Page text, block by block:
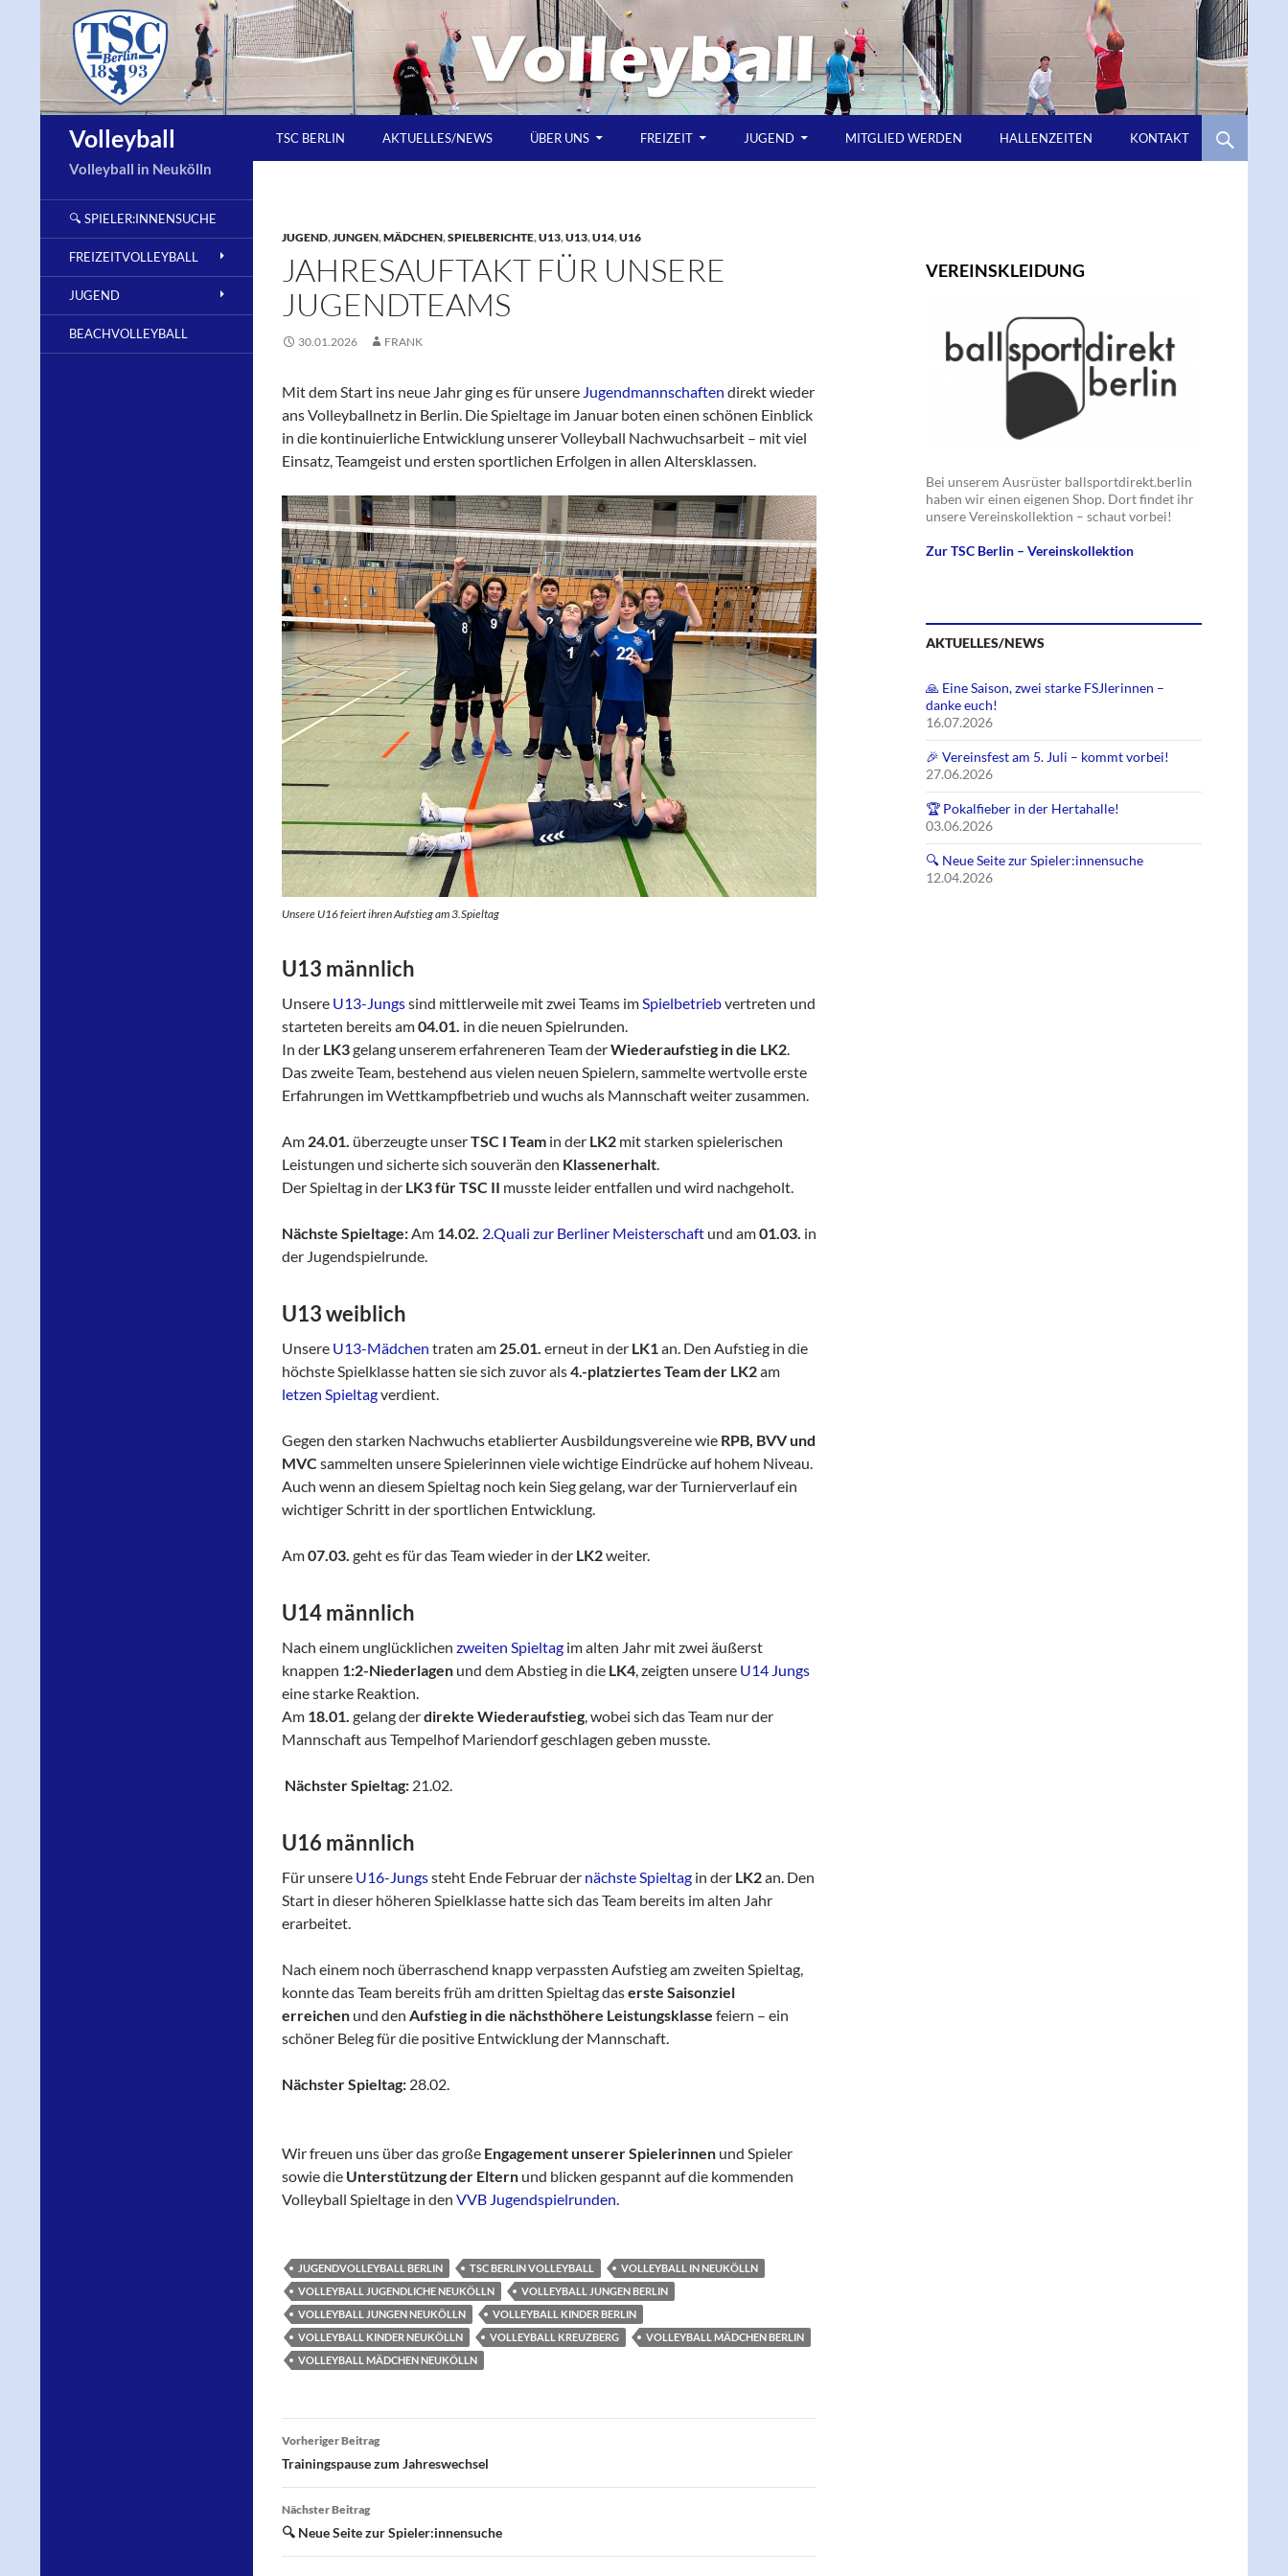
Volleyball TSC BERLIN AKTUELLES/NEWS ÜBER UNS FREIZEIT JUGEND MITGLIED WERDEN HALLENZEITEN KONTAKT
JUGEND,JUNGEN,MÄDCHEN,SPIELBERICHTE,U13,U13,U14,U16
JAHRESAUFTAKT FÜR UNSERE
JUGENDTEAMS
30.01.2026 FRANK
Mit dem Start ins neue Jahr ging es für unsere Jugendmannschaften direkt wieder
ans Volleyballnetz in Berlin. Die Spieltage im Januar boten einen schönen Einblick
in die kontinuierliche Entwicklung unserer Volleyball Nachwuchsarbeit – mit viel
Einsatz, Teamgeist und ersten sportlichen Erfolgen in allen Altersklassen.
Unsere U16 feiert ihren Aufstieg am 3.Spieltag
U13 männlich
Unsere U13-Jungssind mittlerweile mit zwei Teams im Spielbetriebvertreten und
starteten bereits am04.01. in die neuen Spielrunden.
In der LK3gelang unserem erfahreneren Team derWiederaufstieg in die LK2
Das zweite Team, bestehend aus vielen neuen Spielern, sammelte wertvolle erste
Erfahrungen im Wettkampfbetrieb und wuchs als Mannschaft weiter zusammen.
Am 24.01. überzeugte unserTSC I Team in der LK2 mit starken spielerischen
Leistungen und sicherte sich souverän den Klassenerhalt
Der Spieltag in der LK3 für TSC II musste leider entfallen und wird nachgeholt.
Nächste Spieltage: Am 14.02. 2.Quali zur Berliner Meisterschaft und am01.03. in
der Jugendspielrunde.
U13 weiblich
Unsere U13-Mädchen traten am 25.01. erneut in der LK1 an. Den Aufstieg in die
höchste Spielklasse hatten sie sich zuvor als4.-platziertes Team der LK2am
letzen Spieltagverdient.
Gegen den starken Nachwuchs etablierter Ausbildungsvereine wie RPB, BVV und
MVC sammelten unsere Spielerinnen viele wichtige Eindrücke auf hohem Niveau.
Auch wenn an diesem Spieltag noch kein Sieg gelang, war der Turnierverlauf ein
wichtiger Schritt in der sportlichen Entwicklung.
Am07.03. geht es für das Team wieder in der LK2weiter.
U14 männlich
Nach einem unglücklichen zweiten Spieltag im alten Jahr mit zwei äußerst
knappen 1:2-Niederlagen und dem Abstieg in die LK4 , zeigten unsere U14 Jungs
eine starke Reaktion.
Am 18.01. gelang derdirekte Wiederaufstieg , wobei sich das Team nur der
Mannschaft aus Tempelhof Mariendorf geschlagen geben musste.
Nächster Spieltag: 21.02.
U16 männlich
Für unsere U16-Jungssteht Ende Februar der nächste Spieltag in der LK2an. Den
Start in dieser höheren Spielklasse hatte sich das Team bereits im alten Jahr
erarbeitet.
Nach einem noch überraschend knapp verpassten Aufstieg am zweiten Spieltag,
konnte das Team bereits früh am dritten Spieltag daserste Saisonziel
erreichen und den Aufstieg in die nächsthöhere Leistungsklasse feiern – ein
schöner Beleg für die positive Entwicklung der Mannschaft.
Nächster Spieltag: 28.02.
Wir freuen uns über das große Engagement unserer Spielerinnen und Spieler
sowie die Unterstützung der Eltern und blicken gespannt auf die kommenden
Volleyball Spieltage in den VVB Jugendspielrunden.
JUGENDVOLLEYBALL BERLIN TSC BERLIN VOLLEYBALL
VOLLEYBALL IN NEUKÖLLN
VOLLEYBALL JUGENDLICHE NEUKÖLLN
VOLLEYBALL JUNGEN BERLIN
VOLLEYBALL JUNGEN NEUKÖLLN
VOLLEYBALL KINDER BERLIN
VOLLEYBALL KINDER NEUKÖLLN
VOLLEYBALL KREUZBERG
VOLLEYBALL MÄDCHEN BERLIN
VOLLEYBALL MÄDCHEN NEUKÖLLN
Beitragsnavigation
Vorheriger Beitrag
Trainingspause zum Jahreswechsel
Nächster Beitrag
🔍 Neue Seite zur Spieler:innensuche
VEREINSKLEIDUNG
Bei unserem Ausrüster ballsportdirekt.berlin
haben wir einen eigenen Shop. Dort findet ihr
unsere Vereinskollektion – schaut vorbei!
Zur TSC Berlin – Vereinskollektion
AKTUELLES/NEWS
🙏 Eine Saison, zwei starke FSJlerinnen –
danke euch!
16.07.2026
🎉 Vereinsfest am 5. Juli – kommt vorbei!
27.06.2026
🏆 Pokalfieber in der Hertahalle!
03.06.2026
🔍 Neue Seite zur Spieler:innensuche
12.04.2026
Volleyball in Neukölln
🔍 SPIELER:INNENSUCHE
FREIZEITVOLLEYBALL
JUGEND
BEACHVOLLEYBALL